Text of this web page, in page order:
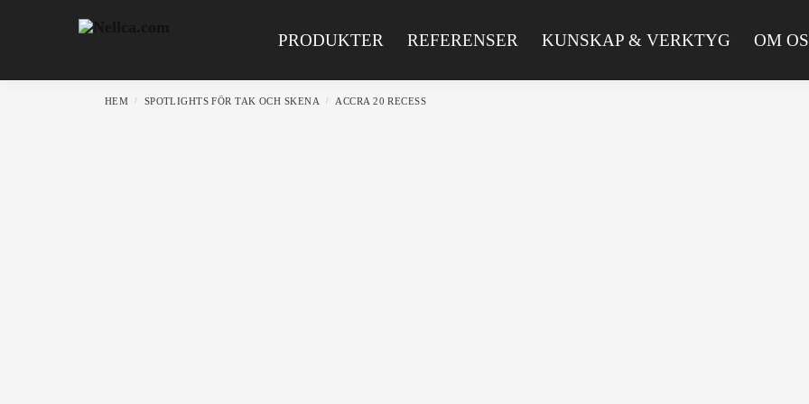
PRODUKTER REFERENSER KUNSKAP & VERKTYG OM
Search
HEM / SPOTLIGHTS FÖR TAK OCH SKENA / ACCRA 20 RECESS